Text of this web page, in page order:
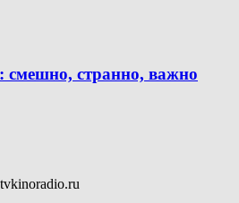
смешно, странно, важно